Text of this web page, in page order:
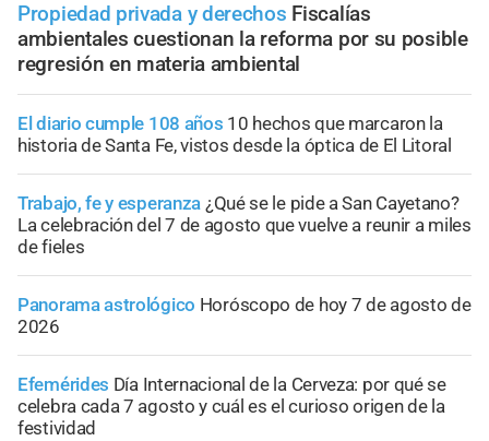
Propiedad privada y derechos Fiscalías
ambientales cuestionan la reforma por su posible
regresión en materia ambiental
El diario cumple 108 años 10 hechos que marcaron la
historia de Santa Fe, vistos desde la óptica de El Litoral
Trabajo, fe y esperanza ¿Qué se le pide a San Cayetano?
La celebración del 7 de agosto que vuelve a reunir a miles
de fieles
Panorama astrológico Horóscopo de hoy 7 de agosto de
2026
Efemérides Día Internacional de la Cerveza: por qué se
celebra cada 7 agosto y cuál es el curioso origen de la
festividad